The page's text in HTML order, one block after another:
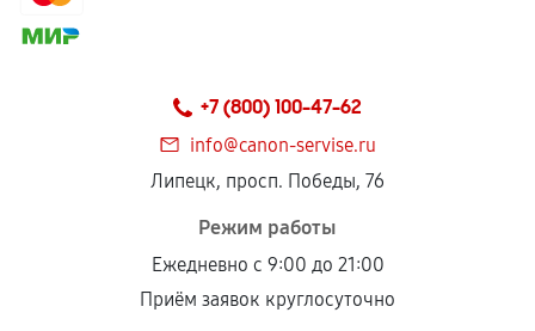
+7 (800) 100-47-62
info@canon-servise.ru
Липецк, просп. Победы, 76
Режим работы
Ежедневно с 9:00 до 21:00
Приём заявок круглосуточно